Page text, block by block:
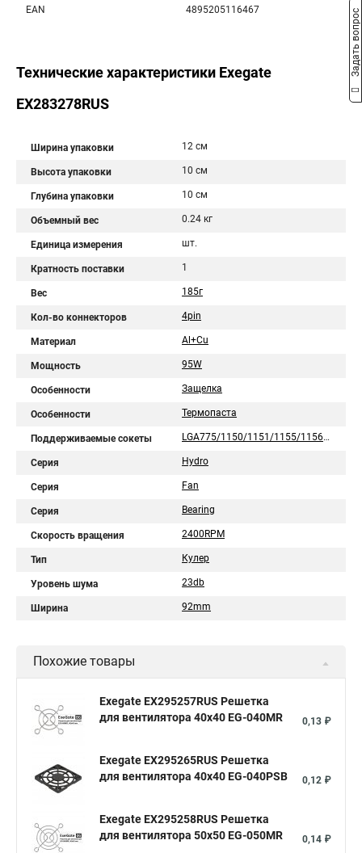
EAN 4895205116467
Технические характеристики Exegate
EX283278RUS
Ширина упаковки 12 см
Высота упаковки 10 см
Глубина упаковки 10 см
Объемный вес 0.24 кг
Единица измерения шт.
Кратность поставки 1
Вес 185г
Кол-во коннекторов 4pin
Материал Al+Cu
Мощность 95W
Особенности Защелка
Особенности Термопаста
Поддерживаемые сокеты LGA775/1150/1151/1155/1156/1200
Серия Hydro
Серия Fan
Серия Bearing
Скорость вращения 2400RPM
Тип Кулер
Уровень шума 23db
Ширина 92mm
Похожие товары
Exegate EX295257RUS Решетка
для вентилятора 40x40 EG-040MR
0,13 ₽
Exegate EX295265RUS Решетка
для вентилятора 40x40 EG-040PSB
0,12 ₽
Exegate EX295258RUS Решетка
для вентилятора 50х50 EG-050MR
0,14 ₽
Задать вопрос